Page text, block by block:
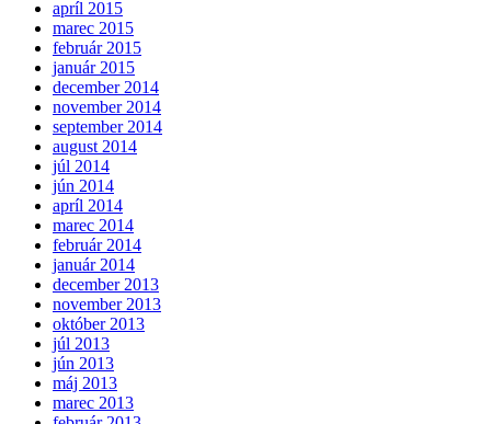
apríl 2015
marec 2015
február 2015
január 2015
december 2014
november 2014
september 2014
august 2014
júl 2014
jún 2014
apríl 2014
marec 2014
február 2014
január 2014
december 2013
november 2013
október 2013
júl 2013
jún 2013
máj 2013
marec 2013